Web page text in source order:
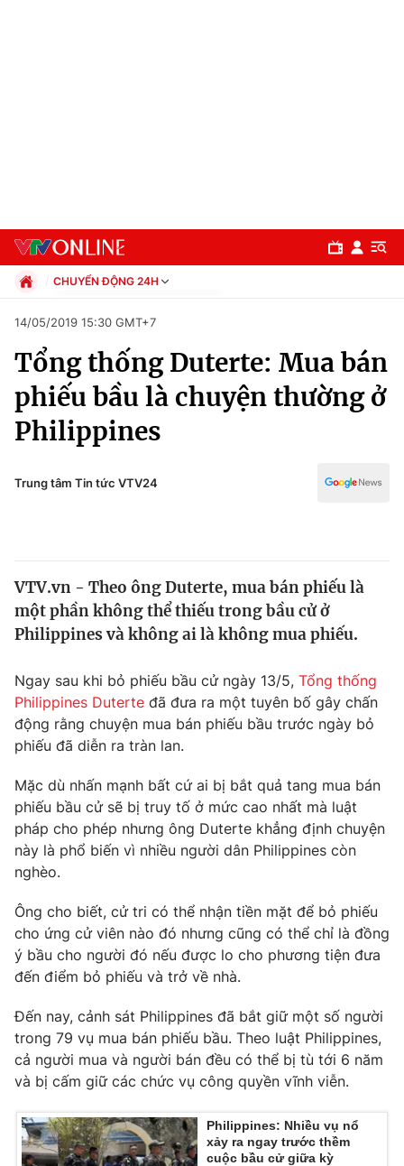
Chuyên mục
Chính trị
Thế giới
Thế giới đó đây
Câu chuyện quốc tế
Kinh tế
Tài chính
Thị trường
Góc doanh nghiệp
Dữ liệu và đời sống
Truyền hình
Phim VTV
Hậu trường
Nhân vật
Khán giả
Giải sao mai
Giải trí
Điện ảnh
Âm nhạc
Sao
Đời sống
Du lịch
Làm đẹp
Chất lượng cuộc sống
Giáo dục
Tuyển sinh
Học trực tuyến
Công nghệ
Hitech Công nghệ tương lai
Sản phẩm
Thị trường
Tư vấn
Giao lưu trực tuyến
Lịch phát sóng
Chuyên mục khác
CHUYỂN ĐỘNG 24H
Xã hội
Pháp luật
Kinh tế
Thể thao
Truyền hình
Văn hóa - Giải trí
14/05/2019 15:30 GMT+7
Tổng thống Duterte: Mua bán
phiếu bầu là chuyện thường ở
Philippines
Trung tâm Tin tức VTV24
VTV.vn - Theo ông Duterte, mua bán phiếu là
một phần không thể thiếu trong bầu cử ở
Philippines và không ai là không mua phiếu.
Ngay sau khi bỏ phiếu bầu cử ngày 13/5, Tổng thống
Philippines Duterte đã đưa ra một tuyên bố gây chấn
động rằng chuyện mua bán phiếu bầu trước ngày bỏ
phiếu đã diễn ra tràn lan.
Mặc dù nhấn mạnh bất cứ ai bị bắt quả tang mua bán
phiếu bầu cử sẽ bị truy tố ở mức cao nhất mà luật
pháp cho phép nhưng ông Duterte khẳng định chuyện
này là phổ biến vì nhiều người dân Philippines còn
nghèo.
Ông cho biết, cử tri có thể nhận tiền mặt để bỏ phiếu
cho ứng cử viên nào đó nhưng cũng có thể chỉ là đồng
ý bầu cho người đó nếu được lo cho phương tiện đưa
đến điểm bỏ phiếu và trở về nhà.
Đến nay, cảnh sát Philippines đã bắt giữ một số người
trong 79 vụ mua bán phiếu bầu. Theo luật Philippines,
cả người mua và người bán đều có thể bị tù tới 6 năm
và bị cấm giữ các chức vụ công quyền vĩnh viễn.
Philippines: Nhiều vụ nổ
xảy ra ngay trước thềm
cuộc bầu cử giữa kỳ